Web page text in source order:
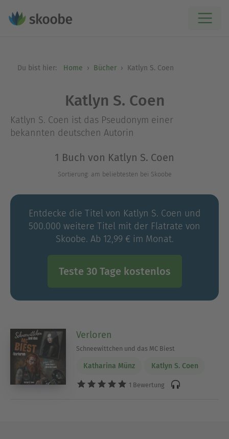
Du bist hier: Home Bücher Katlyn S. Coen
Katlyn S. Coen
Katlyn S. Coen ist das Pseudonym einer
bekannten deutschen Autorin
1 Buch von Katlyn S. Coen
Sortierung: am beliebtesten bei Skoobe
Entdecke die Titel von Katlyn S. Coen und
500.000 weitere Titel mit der Flatrate von
Skoobe. Ab 12,99 € im Monat.
Teste 30 Tage kostenlos
Verloren
Schneewittchen und das MC Biest
Katharina Münz Katlyn S. Coen
1 Bewertung